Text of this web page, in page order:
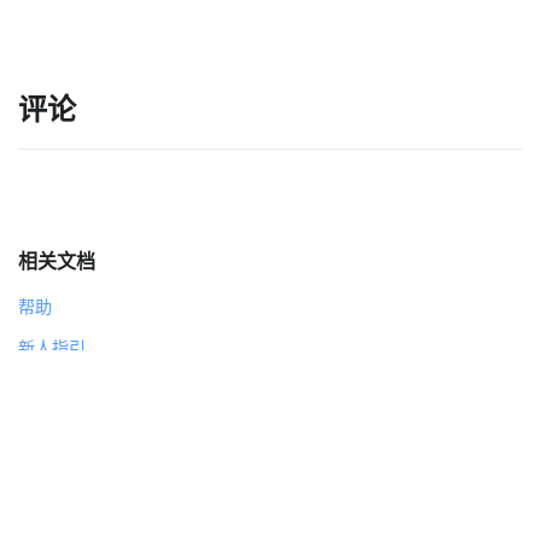
评论
相关文档
帮助
新人指引